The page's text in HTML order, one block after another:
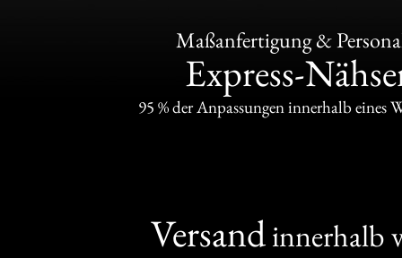
Maßanfertigung &
Express-
95 % der Anpassungen innerhalb eines
Versandinnerhalb